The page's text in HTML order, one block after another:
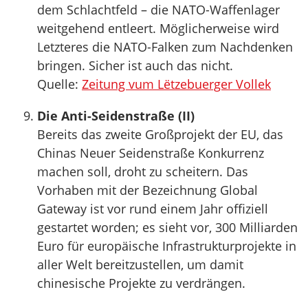
dem Schlachtfeld – die NATO-Waffenlager
weitgehend entleert. Möglicherweise wird
Letzteres die NATO-Falken zum Nachdenken
bringen. Sicher ist auch das nicht.
Quelle: Zeitung vum Lëtzebuerger Vollek
Die Anti-Seidenstraße (II)
Bereits das zweite Großprojekt der EU, das
Chinas Neuer Seidenstraße Konkurrenz
machen soll, droht zu scheitern. Das
Vorhaben mit der Bezeichnung Global
Gateway ist vor rund einem Jahr offiziell
gestartet worden; es sieht vor, 300 Milliarden
Euro für europäische Infrastrukturprojekte in
aller Welt bereitzustellen, um damit
chinesische Projekte zu verdrängen.